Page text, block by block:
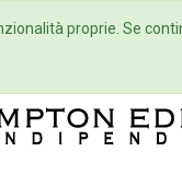
Eventiproprie. Se